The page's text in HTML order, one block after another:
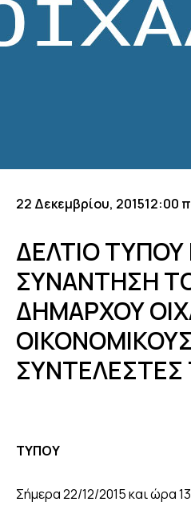
22 Δεκεμβρίου, 201512:00
ΔΕΛΤΙΟ ΤΥΠΟΥ
ΣΥΝΑΝΤΗΣΗ
ΔΗΜΑΡΧΟΥ
ΟΙΚΟΝΟΜΙΚΟΥΣ
ΣΥΝΤΕΛΕΣΤΕΣ
ΤΥΠΟΥ
Σήμερα 22/12/2015 και ώρα